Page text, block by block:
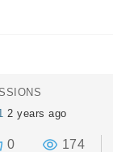
2 years ago
0 174